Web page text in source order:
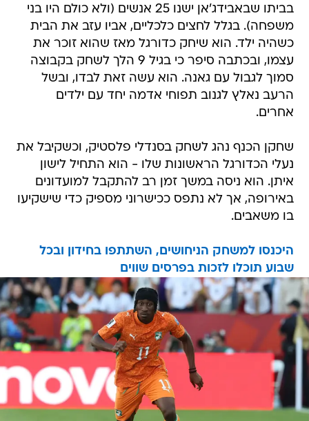
בביתו שבאבידג'אן ישנו 25 אנשים (ולא כולם היו בני
משפחה). בגלל לחצים כלכליים, אביו עזב את הבית
כשהיה ילד. הוא שיחק כדורגל מאז שהוא זוכר את
עצמו, ובכתבה סיפר כי בגיל 9 הלך לשחק בקבוצה
סמוך לגבול עם גאנה. הוא עשה זאת לבדו, ובשל
הרעב נאלץ לגנוב תפוחי אדמה יחד עם ילדים
אחרים.
שחקן הכנף נהג לשחק בסנדלי פלסטיק, וכשקיבל את
נעלי הכדורגל הראשונות שלו - הוא התחיל לישון
איתן. הוא ניסה במשך זמן רב להתקבל למועדונים
באירופה, אך לא נתפס ככישרוני מספיק כדי שישקיעו
בו משאבים.
היכנסו למשחק הניחושים, השתתפו בחידון ובכל
שבוע תוכלו לזכות בפרסים שווים